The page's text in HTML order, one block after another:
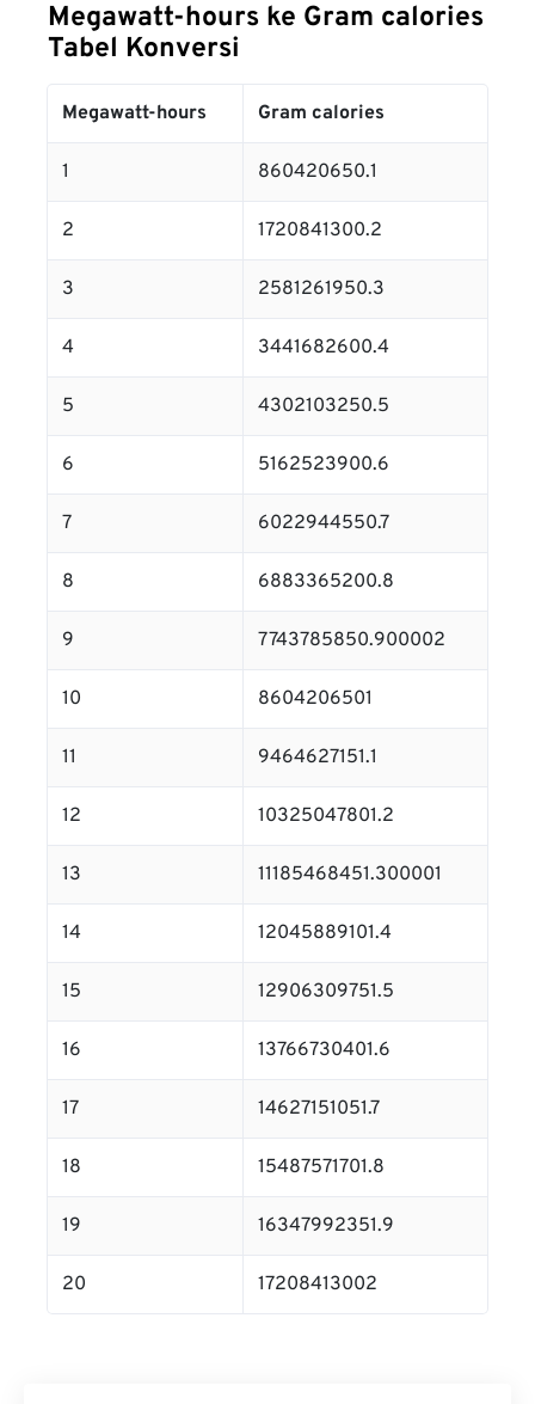
Megawatt-hours ke Gram calories
Tabel Konversi
Megawatt-hours Gram calories
1 860420650.1
2 1720841300.2
3 2581261950.3
4 3441682600.4
5 4302103250.5
6 5162523900.6
7 6022944550.7
8 6883365200.8
9 7743785850.900002
10 8604206501
11 9464627151.1
12 10325047801.2
13 11185468451.300001
14 12045889101.4
15 12906309751.5
16 13766730401.6
17 14627151051.7
18 15487571701.8
19 16347992351.9
20 17208413002